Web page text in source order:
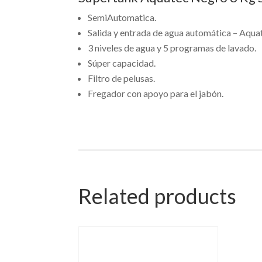
SemiAutomatica.
Salida y entrada de agua automática –
3 niveles de agua y 5 programas de lavado.
Súper capacidad.
Filtro de pelusas.
Fregador con apoyo para el jabón.
Related products